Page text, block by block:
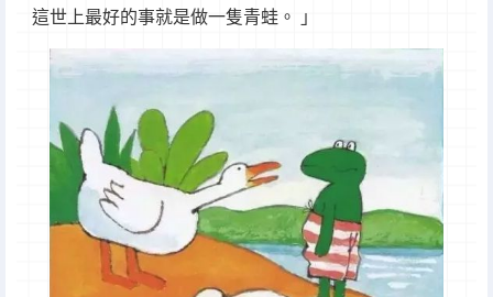
這世上最好的事就是做一隻青蛙。 」